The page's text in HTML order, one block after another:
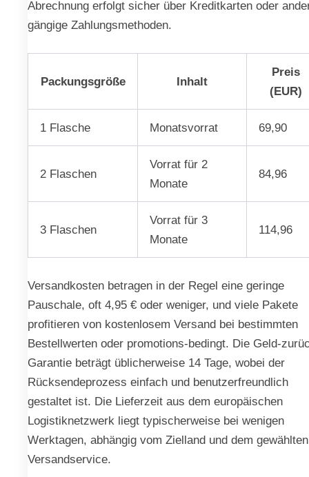
Abrechnung erfolgt sicher über Kreditkarten oder
gängige Zahlungsmethoden.
Packungsgröße Inhalt
Preis
(EUR)
1 Flasche Monatsvorrat 69,90
2 Flaschen
Vorrat für 2
Monate
84,96
3 Flaschen
Vorrat für 3
Monate
114,96
Versandkosten betragen in der Regel eine geringe
Pauschale, oft 4,95 € oder weniger, und viele Pakete
profitieren von kostenlosem Versand bei bestimmten
Bestellwerten oder promotions-bedingt. Die Geld-
Garantie beträgt üblicherweise 14 Tage, wobei der
Rücksendeprozess einfach und benutzerfreundlich
gestaltet ist. Die Lieferzeit aus dem europäischen
Logistiknetzwerk liegt typischerweise bei wenigen
Werktagen, abhängig vom Zielland und dem gewählten
Versandservice.